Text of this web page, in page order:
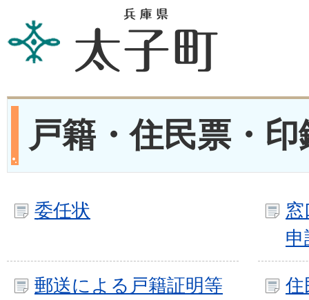
戸籍・住民票・
委任状
申
郵送による戸籍証明等
住